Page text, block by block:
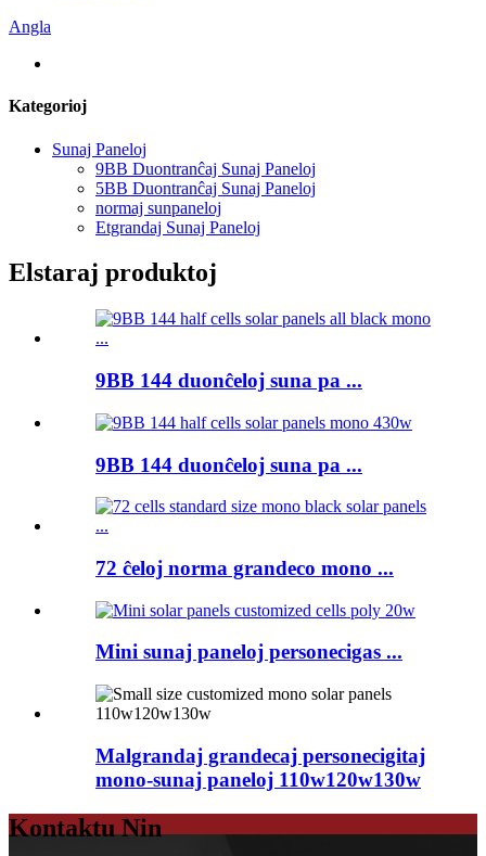
Angla
Kategorioj
Sunaj Paneloj
9BB Duontranĉaj Sunaj Paneloj
5BB Duontranĉaj Sunaj Paneloj
normaj sunpaneloj
Etgrandaj Sunaj Paneloj
Elstaraj produktoj
9BB 144 duonĉeloj suna pa ...
9BB 144 duonĉeloj suna pa ...
72 ĉeloj norma grandeco mono ...
Mini sunaj paneloj personecigas ...
Malgrandaj grandecaj personecigitaj
mono-sunaj paneloj 110w120w130w
Kontaktu Nin